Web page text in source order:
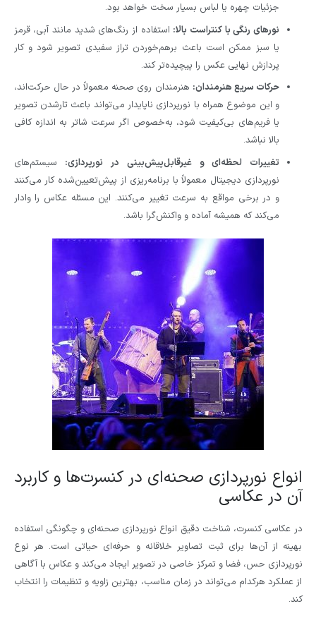
جزئیات چهره یا لباس بسیار سخت خواهد بود.
نورهای رنگی با کنتراست بالا: استفاده از رنگ‌های شدید مانند آبی، قرمز
یا سبز ممکن است باعث برهم‌خوردن تراز سفیدی تصویر شود و کار
پردازش نهایی عکس را پیچیده‌تر کند.
حرکات سریع هنرمندان: هنرمندان روی صحنه معمولاً در حال حرکت‌اند،
و این موضوع همراه با نورپردازی ناپایدار می‌تواند باعث تارشدن تصویر
یا فریم‌های بی‌کیفیت شود، به‌خصوص اگر سرعت شاتر به اندازه کافی
بالا نباشد.
تغییرات لحظه‌ای و غیرقابل‌پیش‌بینی در نورپردازی: سیستم‌های
نورپردازی دیجیتال معمولاً با برنامه‌ریزی از پیش‌تعیین‌شده کار می‌کنند
و در برخی مواقع به سرعت تغییر می‌کنند. این مسئله عکاس را وادار
می‌کند که همیشه آماده و واکنش‌گرا باشد.
انواع نورپردازی صحنه‌ای در کنسرت‌ها و کاربرد
آن در عکاسی
در عکاسی کنسرت، شناخت دقیق انواع نورپردازی صحنه‌ای و چگونگی استفاده
بهینه از آن‌ها برای ثبت تصاویر خلاقانه و حرفه‌ای حیاتی است. هر نوع
نورپردازی حس، فضا و تمرکز خاصی در تصویر ایجاد می‌کند و عکاس با آگاهی
از عملکرد هرکدام می‌تواند در زمان مناسب، بهترین زاویه و تنظیمات را انتخاب
کند.